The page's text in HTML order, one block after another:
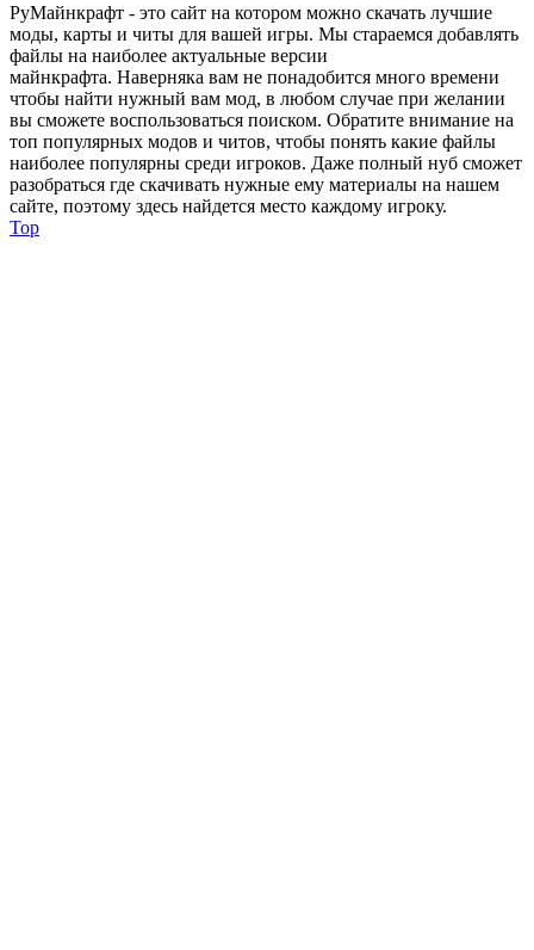
РуМайнкрафт - это сайт на котором можно скачать лучшие
моды, карты и читы для вашей игры. Мы стараемся добавлять
файлы на наиболее актуальные версии
майнкрафта. Наверняка вам не понадобится много времени
чтобы найти нужный вам мод, в любом случае при желании
вы сможете воспользоваться поиском. Обратите внимание на
топ популярных модов и читов, чтобы понять какие файлы
наиболее популярны среди игроков. Даже полный нуб сможет
разобраться где скачивать нужные ему материалы на нашем
сайте, поэтому здесь найдется место каждому игроку.
Top